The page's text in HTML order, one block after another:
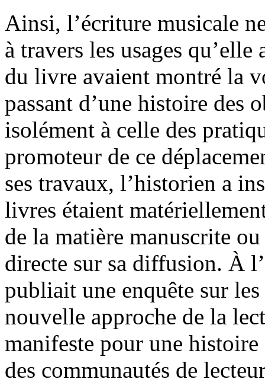
Ainsi, l’écriture musicale
à travers les usages
du livre avaient montré la
passant d’une histoire des
isolément à celle des
promoteur de ce
ses travaux, l’historien a
livres étaient
de la matière manuscrite
directe sur sa diffusion. À
publiait une enquête sur
nouvelle approche de la
manifeste pour une
des communautés de